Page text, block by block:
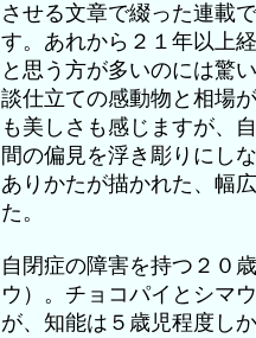
させる文章で綴った連載
す。あれから２１年以上
と思う方が多いのには驚
談仕立ての感動物と相場
も美しさも感じますが、
間の偏見を浮き彫りにし
ありかたが描かれた、幅
た。
自閉症の障害を持つ２０
ウ）。チョコパイとシマ
が、知能は５歳児程度し